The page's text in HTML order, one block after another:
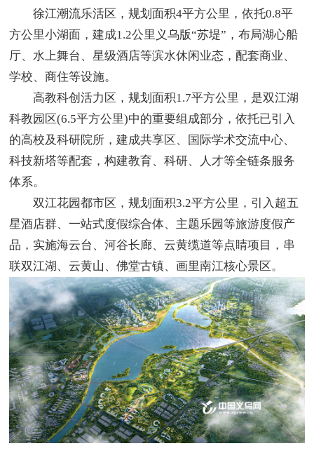
徐江潮流乐活区，规划面积4平方公里，依托0.8平
方公里小湖面，建成1.2公里义乌版“苏堤”，布局湖心船
厅、水上舞台、星级酒店等滨水休闲业态，配套商业、
学校、商住等设施。
高教科创活力区，规划面积1.7平方公里，是双江湖
科教园区(6.5平方公里)中的重要组成部分，依托已引入
的高校及科研院所，建成共享区、国际学术交流中心、
科技新塔等配套，构建教育、科研、人才等全链条服务
体系。
双江花园都市区，规划面积3.2平方公里，引入超五
星酒店群、一站式度假综合体、主题乐园等旅游度假产
品，实施海云台、河谷长廊、云黄缆道等点睛项目，串
联双江湖、云黄山、佛堂古镇、画里南江核心景区。